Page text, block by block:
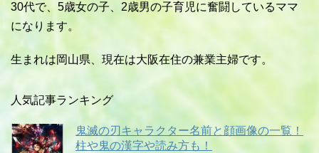
30代で、5歳女の子、2歳男の子育児に奮闘しているママ
になります。
生まれは岡山県、現在は大阪在住の兼業主婦です。
人気記事ランキング
鬼滅の刃キャラクター名前と顔画像の一覧！
柱や鬼の漢字や読み方も！